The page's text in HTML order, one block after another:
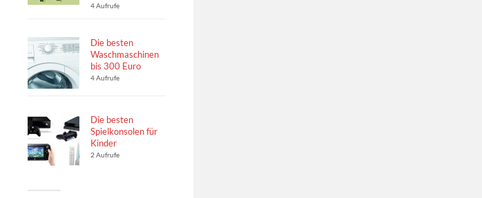
4 Aufrufe
Die besten
Waschmaschinen
bis 300 Euro
4 Aufrufe
Die besten
Spielkonsolen für
Kinder
2 Aufrufe